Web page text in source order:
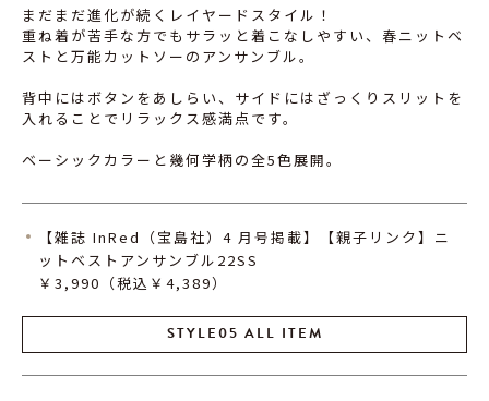
まだまだ進化が続くレイヤードスタイル！
重ね着が苦手な方でもサラッと着こなしやすい、春ニットベ
ストと万能カットソーのアンサンブル。
背中にはボタンをあしらい、サイドにはざっくりスリットを
入れることでリラックス感満点です。
ベーシックカラーと幾何学柄の全5色展開。
【雑誌 InRed（宝島社）4 月号掲載】【親子リンク】ニ
ットベストアンサンブル22SS
￥3,990（税込￥4,389）
STYLE05 ALL ITEM